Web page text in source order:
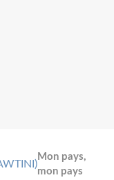
Mon pays,
mon pays